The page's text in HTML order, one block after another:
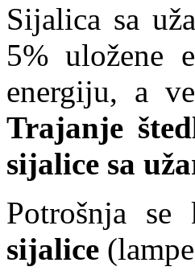
Sijalica sa
5% uložene
energiju, a
Trajanje
sijalice sa
Potrošnja
sijalice